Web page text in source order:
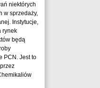
niektórych
w sprzedaży,
Instytucje,
rynek
będą
PCN. Jest to